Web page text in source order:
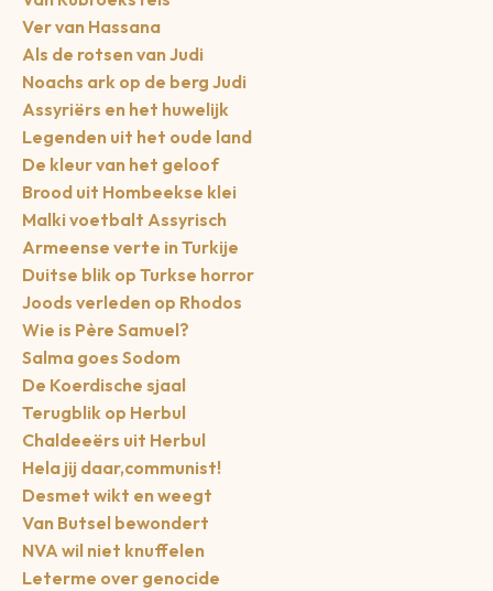
Ver van Hassana
Als de rotsen van Judi
Noachs ark op de berg Judi
Assyriërs en het huwelijk
Legenden uit het oude land
De kleur van het geloof
Brood uit Hombeekse klei
Malki voetbalt Assyrisch
Armeense verte in Turkije
Duitse blik op Turkse horror
Joods verleden op Rhodos
Wie is Père Samuel?
Salma goes Sodom
De Koerdische sjaal
Terugblik op Herbul
Chaldeeërs uit Herbul
Hela jij daar,communist!
Desmet wikt en weegt
Van Butsel bewondert
NVA wil niet knuffelen
Leterme over genocide